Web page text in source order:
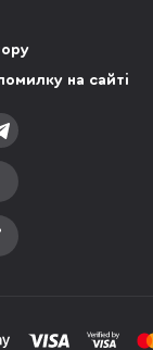
на сайті